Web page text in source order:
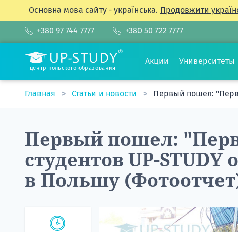
Основна мова сайту - українська. Продовжити
+380 97 744 7777 +380 50 722 7777
центр польского образования
Акции Университеты
Главная Статьи и новости Первый пошел:
Первый пошел:
студентов UP-
в Польшу